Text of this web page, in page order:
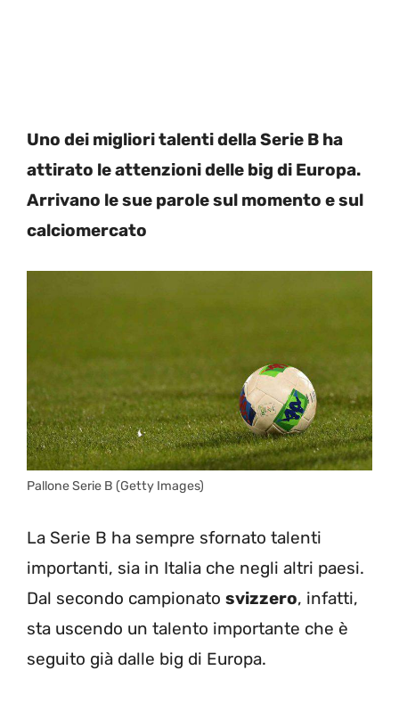
Uno dei migliori talenti della Serie B ha
attirato le attenzioni delle big di Europa.
Arrivano le sue parole sul momento e sul
calciomercato
Pallone Serie B (Getty Images)
La Serie B ha sempre sfornato talenti
importanti, sia in Italia che negli altri paesi.
Dal secondo campionato svizzero, infatti,
sta uscendo un talento importante che è
seguito già dalle big di Europa.